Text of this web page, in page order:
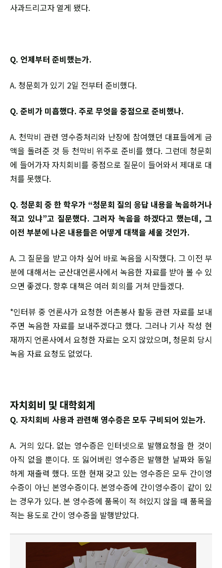
사과드리고자 열게 됐다.
Q. 언제부터 준비했는가.
A. 청문회가 있기 2일 전부터 준비했다.
Q. 준비가 미흡했다. 주로 무엇을 중점으로 준비했나.
A. 천막비 관련 영수증처리와 난장에 참여했던 대표들에게 금
액을 돌려준 것 등 천막비 위주로 준비를 했다. 그런데 청문회
에 들어가자 자치회비를 중점으로 질문이 들어와서 제대로 대
처를 못했다.
Q. 청문회 중 한 학우가 “청문회 질의 응답 내용을 녹음하거나
적고 있냐”고 질문했다. 그러자 녹음을 하겠다고 했는데, 그
이전 부분에 나온 내용들은 어떻게 대책을 세울 것인가.
A. 그 질문을 받고 아차 싶어 바로 녹음을 시작했다. 그 이전 부
분에 대해서는 군산대언론사에서 녹음한 자료를 받아 볼 수 있
으면 좋겠다. 향후 대책은 여러 회의를 거쳐 만들겠다.
*인터뷰 중 언론사가 요청한 어촌봉사 활동 관련 자료를 보내
주면 녹음한 자료를 보내주겠다고 했다. 그러나 기사 작성 현
재까지 언론사에서 요청한 자료는 오지 않았으며, 청문회 당시
녹음 자료 요청도 없었다.
자치회비 및 대학회계
Q. 자치회비 사용과 관련해 영수증은 모두 구비되어 있는가.
A. 거의 있다. 없는 영수증은 인터넷으로 발행요청을 한 것이
아직 없을 뿐이다. 또 잃어버린 영수증은 발행한 날짜와 동일
하게 재출력 했다. 또한 현재 갖고 있는 영수증은 모두 간이영
수증이 아닌 본영수증이다. 본영수증에 간이영수증이 같이 있
는 경우가 있다. 본 영수증에 품목이 적 혀있지 않을 때 품목을
적는 용도로 간이 영수증을 발행받았다.